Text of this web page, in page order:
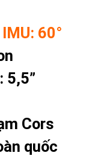
IMU: 60°
5,5”
Cors
quốc